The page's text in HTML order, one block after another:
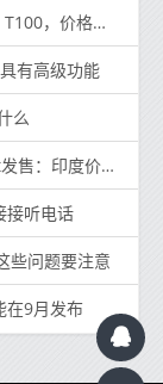
₹549（$ 7）
有高级功能
么
度价格，规格
接听电话
些问题要注意
在9月发布